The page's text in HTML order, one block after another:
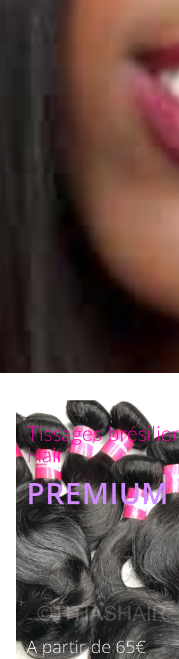
Tissages
Hair
PREMIUM
A partir de 65€